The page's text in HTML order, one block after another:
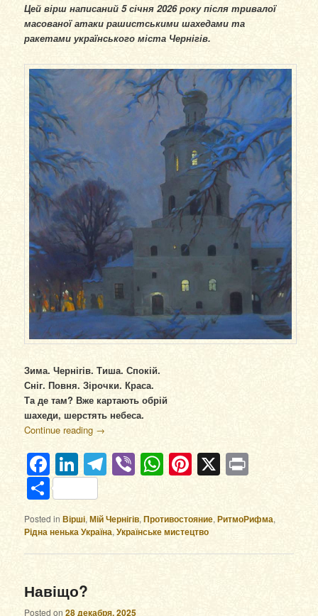
Цей вірш написаний 5 січня 2026 року після тривалої
масованої атаки рашистськими шахедами та
ракетами українського міста Чернігів.
Зима. Чернігів. Тиша. Спокій.
Сніг. Повня. Зірочки. Краса.
Та де там? Вже картають обрій
шахеди, шерстять небеса.
Continue reading →
Facebook
LinkedIn
Telegram
ViberWhatsApp
Pinterest
X
Отправить
Posted in Вірші,Мій Чернігів,Противостояние,РитмоРифма,
Рідна ненька Україна,Українське мистецтво
Навіщо?
Posted on28 декабря, 2025